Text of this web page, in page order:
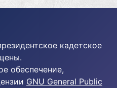
кадетское
обеспечение,
GNU General Public